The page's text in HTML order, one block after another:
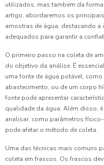
utilizados, mas também da
artigo, abordaremos os
amostras de água, destacando
adequados para garantir a
O primeiro passo na coleta de
do objetivo da análise. É
uma fonte de água potável,
abastecimento, ou de um corpo
fonte pode apresentar
qualidade da água. Além disso,
analisar, como parâmetros
pode afetar o método de coleta.
Uma das técnicas mais comuns
coleta em frascos. Os frascos